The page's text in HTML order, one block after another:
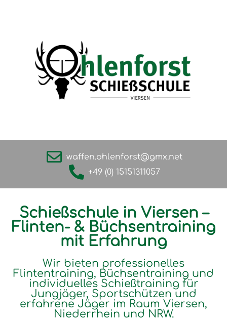
waffen.ohlenforst@gmx.net
+49 (0) 15151311057
Schießschule in Viersen –
Flinten- & Büchsentraining
mit Erfahrung
Wir bieten professionelles
Flintentraining, Büchsentraining und
individuelles Schießtraining für
Jungjäger, Sportschützen und
erfahrene Jäger im Raum Viersen,
Niederrhein und NRW.